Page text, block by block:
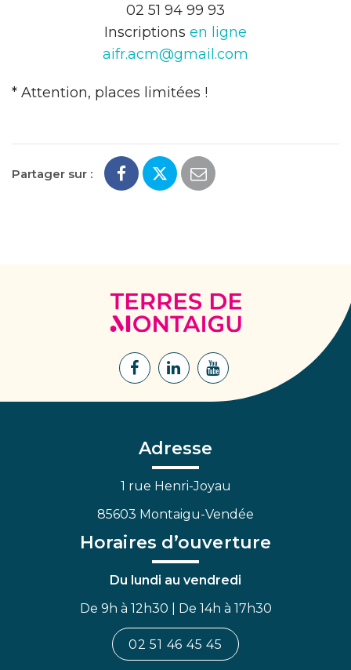
02 51 94 99 93
Inscriptions en ligne
aifr.acm@gmail.com
* Attention, places limitées !
Partager sur :
Terres
de
Lien
Facebook
Lien
Linkedin
Lien
Adresse
1 rue Henri-Joyau
85603 Montaigu-Vendée
Horaires d’ouverture
Du lundi au vendredi
De 9h à 12h30 | De 14h à 17h30
02 51 46 45 45